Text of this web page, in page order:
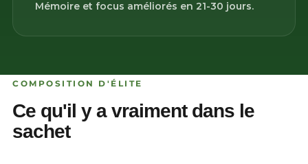
Mémoire et focus améliorés en 21-30 jours.
COMPOSITION D'ÉLITE
Ce qu'il y a vraiment dans le
sachet